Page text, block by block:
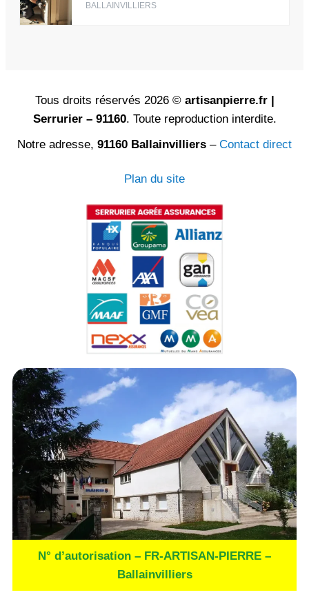
BALLAINVILLIERS
Tous droits réservés 2026 © artisanpierre.fr |
Serrurier – 91160. Toute reproduction interdite.
Notre adresse, 91160 Ballainvilliers – Contact direct
Plan du site
N° d’autorisation – FR-ARTISAN-PIERRE –
Ballainvilliers